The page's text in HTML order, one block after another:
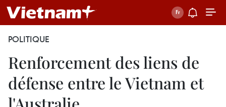
POLITIQUE
Renforcement des liens de
défense entre le Vietnam et